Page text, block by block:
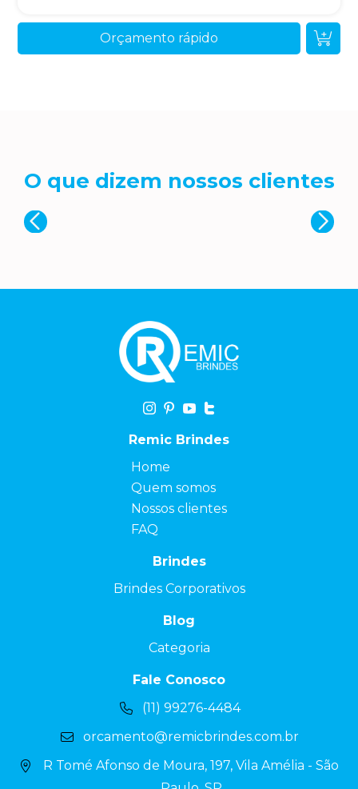
Orçamento rápido
O que dizem nossos clientes
Remic Brindes
Home
Quem somos
Nossos clientes
FAQ
Brindes
Brindes Corporativos
Blog
Categoria
Fale Conosco
(11) 99276-4484
orcamento@remicbrindes.com.br
R Tomé Afonso de Moura, 197, Vila Amélia - São